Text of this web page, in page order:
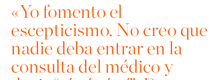
«Yo fomento el
escepticismo. No creo que
nadie deba entrar en la
consulta del médico y